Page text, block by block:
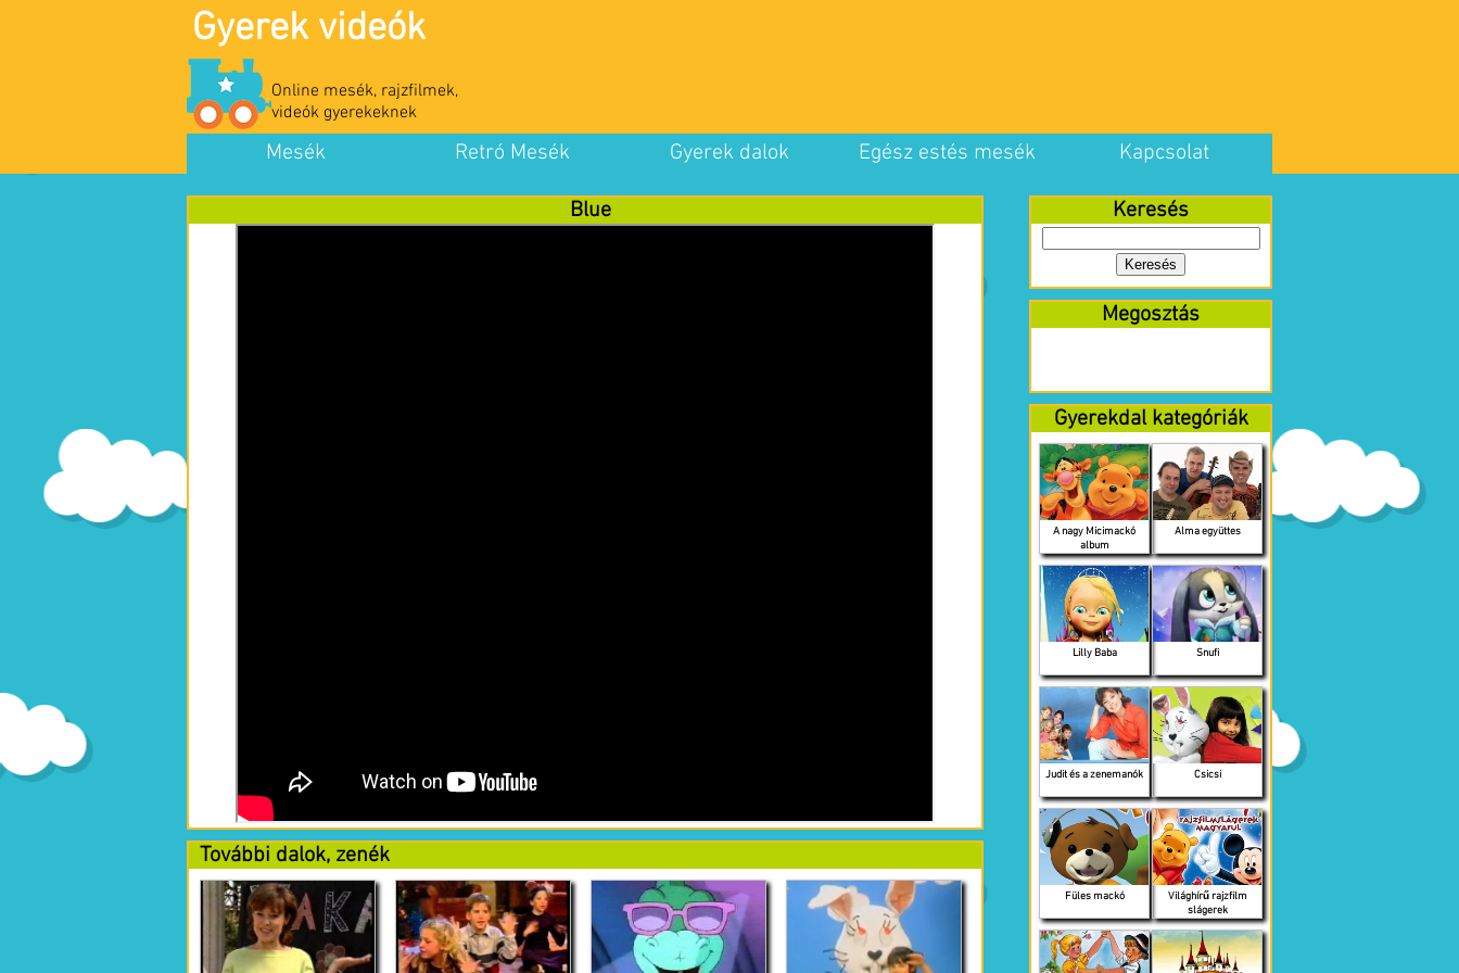
Gyerek videók
Online mesék, rajzfilmek,
videók gyerekeknek
Mesék Retró Mesék Gyerek dalok Egész estés mesék Kapcsolat
Blue
További dalok, zenék
Keresés
Megosztás
Gyerekdal kategóriák
A nagy Micimackó
album
Alma együttes
Lilly Baba Snufi
Judit és a zenemanók Csicsi
Füles mackó
Világhírű rajzfilm
slágerek